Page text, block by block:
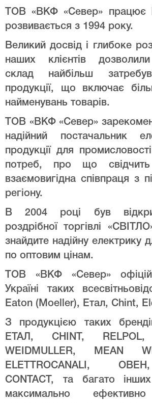
ТОВ «ВКФ «Север» працює
розвивається з 1994 року.
Великий досвід і глибоке
наших клієнтів
склад найбільш
продукції, що включає
найменувань товарів.
ТОВ «ВКФ «Север»
надійний постачальник
продукції для
потреб, про що
взаємовигідна співпраця з
регіону.
В 2004 році був
роздрібної торгівлі
знайдите надійну електрику
по оптовим цінам.
ТОВ «ВКФ «Север»
Україні таких
Eaton (Moeller), Етал, Chint,
З продукцією таких
ЕТАЛ, CHINT,
WEIDMULLER, MEAN
ELETTROCANALI,
CONTACT, та багато
максимально